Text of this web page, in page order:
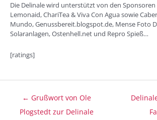
Die Delinale wird unterstützt von den Sponsoren
Lemonaid, ChariTea & Viva Con Agua sowie
Mundo, Genussbereit.blogspot.de, Mense Foto
Solaranlagen, Ostenhell.net und Repro Spieß…
[ratings]
Beitragsnavigation
← Grußwort von Ole
Plogstedt zur Delinale